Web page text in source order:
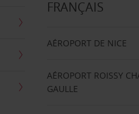
FRANÇAIS
AÉROPORT DE NICE
AÉROPORT ROISSY
GAULLE